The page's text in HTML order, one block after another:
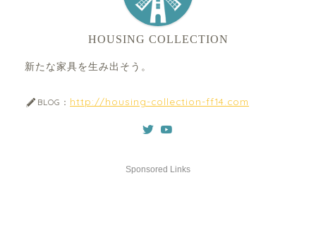
HOUSING COLLECTION
新たな家具を生み出そう。
BLOG： http://housing-collection-ff14.com
Sponsored Links